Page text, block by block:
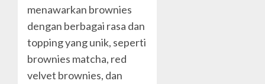
menawarkan brownies
dengan berbagai rasa dan
topping yang unik, seperti
brownies matcha, red
velvet brownies, dan